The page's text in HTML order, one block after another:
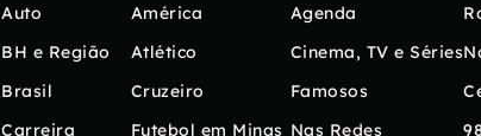
Auto
BH e Região
Brasil
Carreira
América
Atlético
Cruzeiro
Futebol em Minas
Agenda
Cinema, TV e Séries
Famosos
Nas Redes